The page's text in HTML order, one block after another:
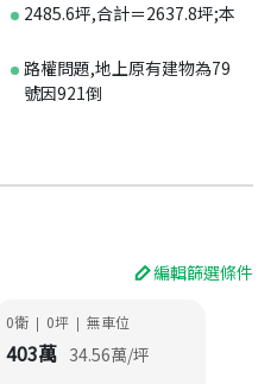
2485.6坪,合計＝2637.8坪;本
路權問題,地上原有建物為79
號因921倒
編輯篩選條件
0衛 | 0坪 | 無車位
403萬 34.56萬/坪